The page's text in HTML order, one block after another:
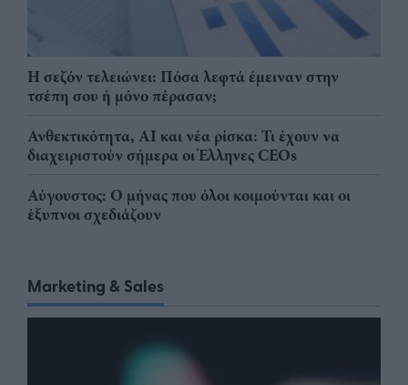
Η σεζόν τελειώνει: Πόσα λεφτά έμειναν στην
τσέπη σου ή μόνο πέρασαν;
Ανθεκτικότητα, AI και νέα ρίσκα: Τι έχουν να
διαχειριστούν σήμερα οι Έλληνες CEOs
Αύγουστος: Ο μήνας που όλοι κοιμούνται και οι
έξυπνοι σχεδιάζουν
Marketing & Sales